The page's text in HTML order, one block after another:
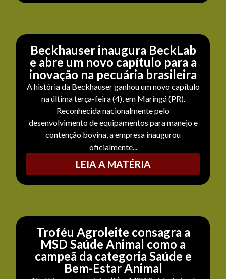
Beckhauser inaugura BeckLab
e abre um novo capítulo para a
inovação na pecuária brasileira
A história da Beckhauser ganhou um novo capítulo
na última terça-feira (4), em Maringá (PR).
Reconhecida nacionalmente pelo
desenvolvimento de equipamentos para manejo e
contenção bovina, a empresa inaugurou
oficialmente...
LEIA A MATÉRIA
Troféu Agroleite consagra a
MSD Saúde Animal como a
campeã da categoria Saúde e
Bem-Estar Animal